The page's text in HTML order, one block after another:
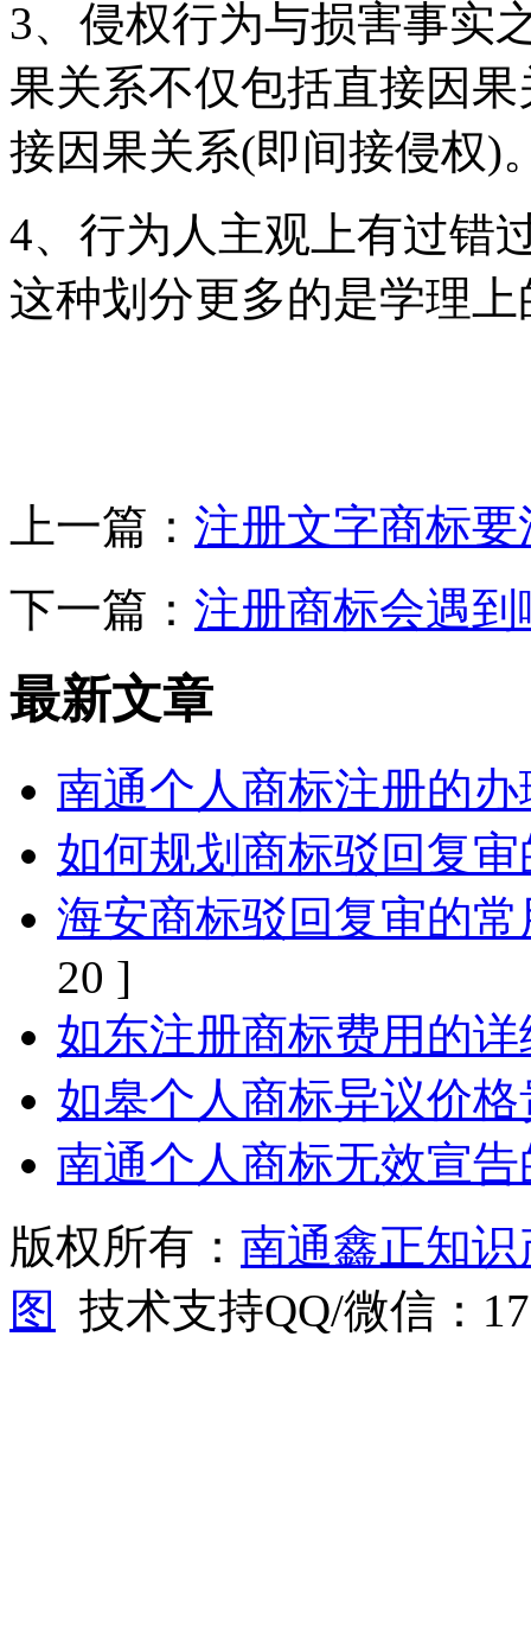
3、侵权行为与损害事实
果关系不仅包括直接因
接因果关系(即间接侵权)
4、行为人主观上有过错
这种划分更多的是学理
上一篇： 注册文字商标
下一篇： 注册商标会遇
最新文章
南通个人商标注册的
如何规划商标驳回复
海安商标驳回复审的
20 ]
如东注册商标费用的
如皋个人商标异议价
南通个人商标无效宣
版权所有： 南通鑫正知
图
技术支持QQ/微信：